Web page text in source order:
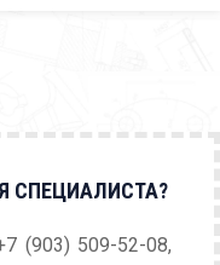
СПЕЦИАЛИСТА?
(903) 509-52-08,